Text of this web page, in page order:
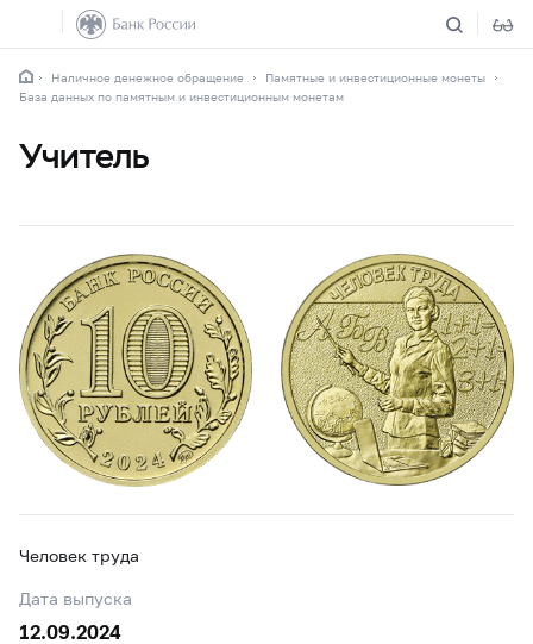
Наличное денежное обращение
Памятные и инвестиционные монеты
База данных по памятным и инвестиционным монетам
Учитель
Человек труда
Дата выпуска
12.09.2024